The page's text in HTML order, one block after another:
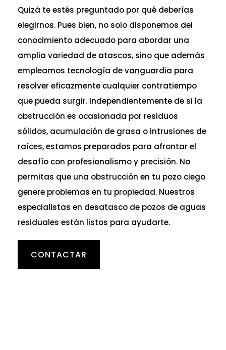
Quizá te estés preguntado por qué deberías
elegirnos. Pues bien, no solo disponemos del
conocimiento adecuado para abordar una
amplia variedad de atascos, sino que además
empleamos tecnología de vanguardia para
resolver eficazmente cualquier contratiempo
que pueda surgir. Independientemente de si la
obstrucción es ocasionada por residuos
sólidos, acumulación de grasa o intrusiones de
raíces, estamos preparados para afrontar el
desafío con profesionalismo y precisión. No
permitas que una obstrucción en tu pozo ciego
genere problemas en tu propiedad. Nuestros
especialistas en desatasco de pozos de aguas
residuales están listos para ayudarte.
CONTACTAR